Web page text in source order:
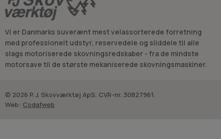
Vi er Danmarks suverænt mest velassorterede forretning
med professionelt udstyr, reservedele og sliddele til alle
slags motoriserede skovningsredskaber - fra de mindste
motorsave til de største mekaniserede skovningsmaskiner.
© 2026 P. J. Skovværktøj ApS, CVR-nr. 30827961.
Web: Codafweb